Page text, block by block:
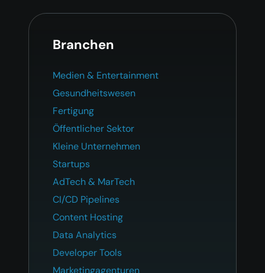
Branchen
Medien & Entertainment
Gesundheitswesen
Fertigung
Öffentlicher Sektor
Kleine Unternehmen
Startups
AdTech & MarTech
CI/CD Pipelines
Content Hosting
Data Analytics
Developer Tools
Marketingagenturen